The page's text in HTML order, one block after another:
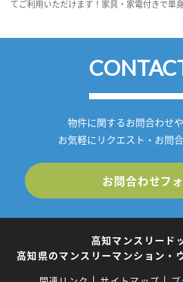
てご利用いただけます！家具・家電付きで単
物件に関するお問合わせ
お気軽にリクエスト・お問
お問合わせフ
高知マンスリード
高知県のマンスリーマンション・